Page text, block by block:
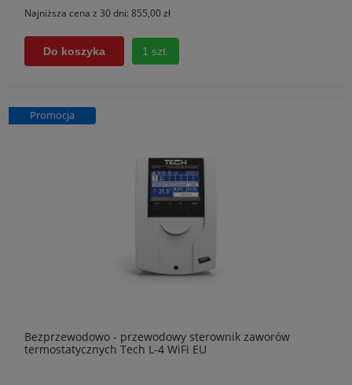
Najniższa cena z 30 dni: 855,00 zł
Do koszyka 1 szt.
Bezprzewodowo - przewodowy sterownik zaworów
termostatycznych Tech L-4 WiFi EU
Promocja